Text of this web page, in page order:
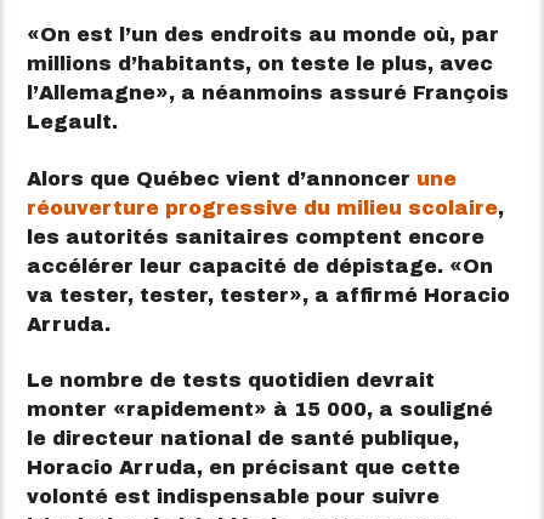
On est l’un des endroits au monde où, par
millions d’habitants, on teste le plus, avec
l’Allemagne
, a néanmoins assuré François
Legault.
Alors que Québec vient d’annoncer une
réouverture progressive du milieu scolaire,
les autorités sanitaires comptent encore
accélérer leur capacité de dépistage.
On
va tester, tester, tester
, a affirmé Horacio
Arruda.
Le nombre de tests quotidien devrait
monter
rapidement
à 15 000, a souligné
le directeur national de santé publique,
Horacio Arruda, en précisant que cette
volonté est indispensable pour suivre